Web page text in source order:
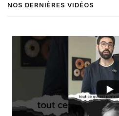
NOS DERNIÈRES VIDÉOS